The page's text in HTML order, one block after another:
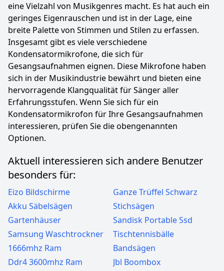
eine Vielzahl von Musikgenres macht. Es hat auch ein
geringes Eigenrauschen und ist in der Lage, eine
breite Palette von Stimmen und Stilen zu erfassen.
Insgesamt gibt es viele verschiedene
Kondensatormikrofone, die sich für
Gesangsaufnahmen eignen. Diese Mikrofone haben
sich in der Musikindustrie bewährt und bieten eine
hervorragende Klangqualität für Sänger aller
Erfahrungsstufen. Wenn Sie sich für ein
Kondensatormikrofon für Ihre Gesangsaufnahmen
interessieren, prüfen Sie die obengenannten
Optionen.
Aktuell interessieren sich andere Benutzer
besonders für:
Eizo Bildschirme
Ganze Trüffel Schwarz
Akku Säbelsägen
Stichsägen
Gartenhäuser
Sandisk Portable Ssd
Samsung Waschtrockner
Tischtennisbälle
1666mhz Ram
Bandsägen
Ddr4 3600mhz Ram
Jbl Boombox